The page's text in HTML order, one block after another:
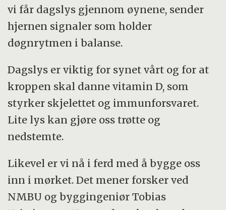
vi får dagslys gjennom øynene, sender
hjernen signaler som holder
døgnrytmen i balanse.
Dagslys er viktig for synet vårt og for at
kroppen skal danne vitamin D, som
styrker skjelettet og immunforsvaret.
Lite lys kan gjøre oss trøtte og
nedstemte.
Likevel er vi nå i ferd med å bygge oss
inn i mørket. Det mener forsker ved
NMBU og byggingeniør Tobias